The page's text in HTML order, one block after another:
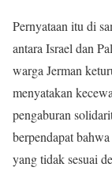
Pernyataan itu di
antara Israel dan
warga Jerman
menyatakan
pengaburan
berpendapat
yang tidak sesuai